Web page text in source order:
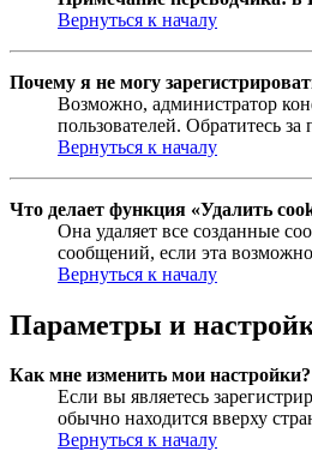
Вернуться к началу
Почему я не могу
Возможно, администратор
пользователей. Обратитесь
Вернуться к началу
Что делает функция «Удалить
Она удаляет все созданные
сообщений, если эта
Вернуться к началу
Параметры и
Как мне изменить мои настройки?
Если вы являетесь
обычно находится вверху
Вернуться к началу